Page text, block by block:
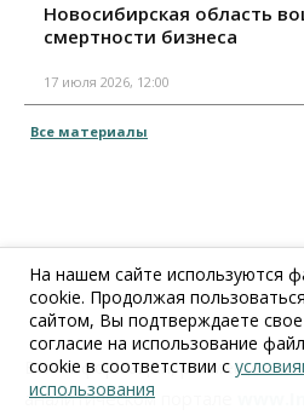
Новосибирская область
смертности бизнеса
17 июля 2026, 12:00
Все материалы
Вся информация,
аналитическом портале
На нашем сайте используются
cookie. Продолжая пользоваться
сайтом, Вы подтверждаете свое
согласие на использование
cookie в соответствии с
использования